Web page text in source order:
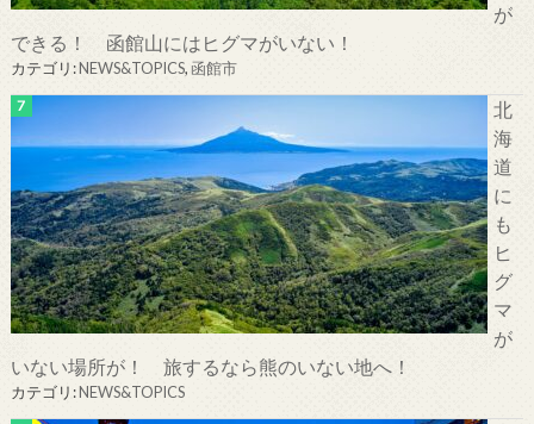
が
できる！ 函館山にはヒグマがいない！
カテゴリ:NEWS&TOPICS,函館市
北
海
道
に
も
ヒ
グ
マ
が
いない場所が！ 旅するなら熊のいない地へ！
カテゴリ:NEWS&TOPICS